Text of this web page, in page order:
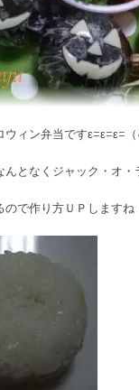
ウィン弁当ですε=ε=ε=
んとなくジャック・オ・
ので作り方ＵＰします